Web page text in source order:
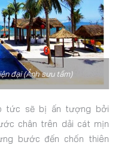
đại (Ảnh sưu tầm)
tức sẽ bị ấn tượng bởi
chân trên dải cát mịn
bước đến chốn thiên